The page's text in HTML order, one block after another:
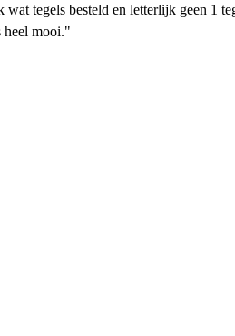
tegels besteld en letterlijk geen 1
heel mooi."